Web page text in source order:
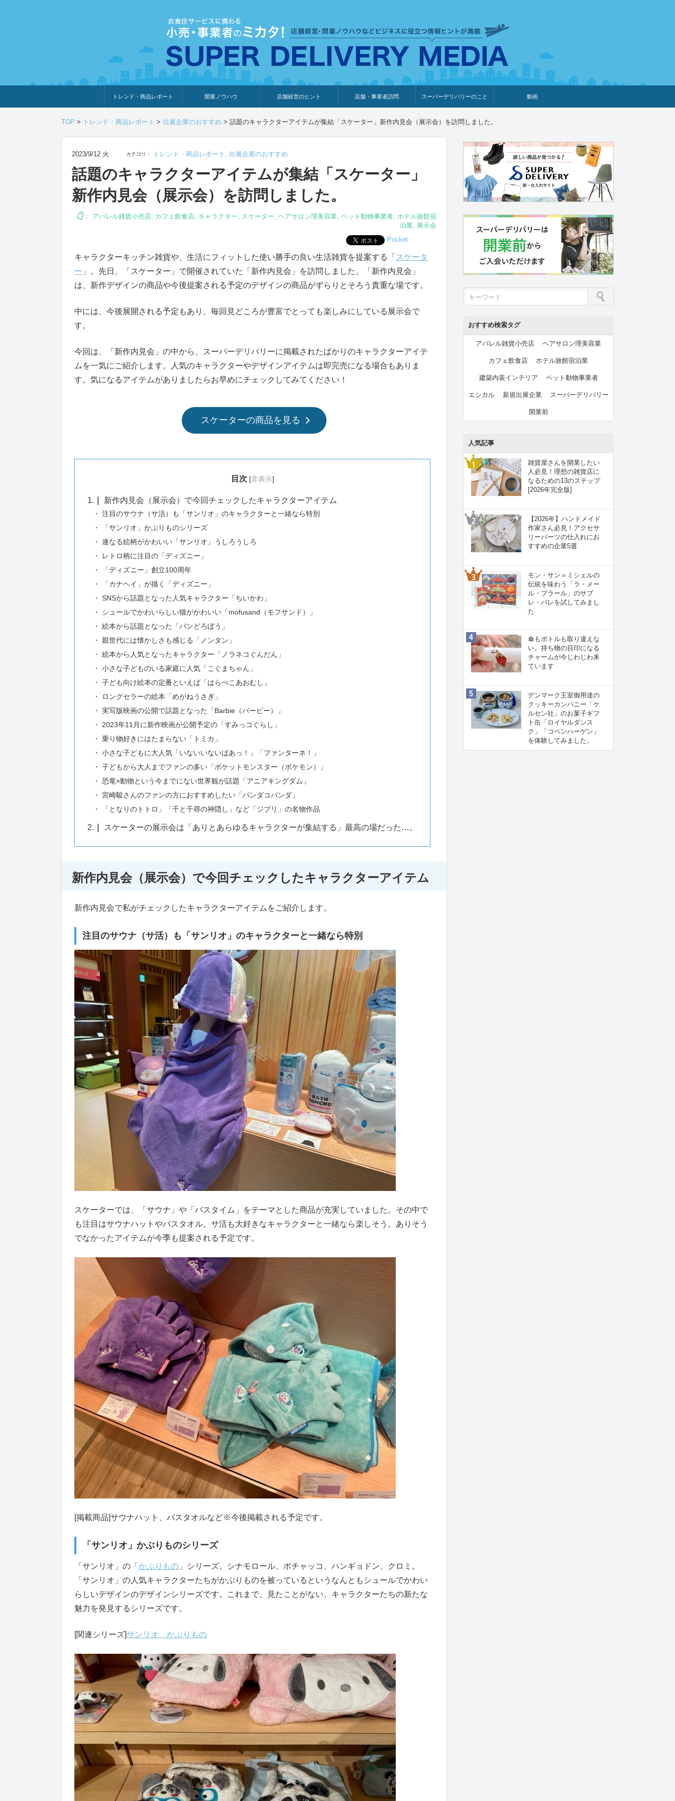
トレンド・商品レポート
トレンド・特集
人気ランキング
出展企業のおすすめ
商品体験・レビュー
暮らしの提案
開業ノウハウ
開業までの道のり
開業知識・情報
店舗経営のヒント
ウェブ集客・販売促進
仕入れ
展示会情報
接客・販売
知識情報
販促カレンダー
集客・販売促進
店舗・事業者訪問
アパレル店
カフェ・飲食店
ペットサロン
メーカー
他の業種
美容サロン
観光・ホテル旅館宿泊業
食料品店
スーパーデリバリーのこと
SD export
お知らせ
イベント・プレゼント企画
セミナー・調査レポート
体験型イベント・動画告知
外部メディア掲載
新規出展メーカー
動画
TOP > トレンド・商品レポート > 出展企業のおすすめ > 話題のキャラクターアイテムが集結「スケーター」新作内見会（展示会）を訪問しました。
2023/9/12 火 カテゴリ： トレンド・商品レポート , 出展企業のおすすめ
話題のキャラクターアイテムが集結「スケーター」
新作内見会（展示会）を訪問しました。
： アパレル雑貨小売店, カフェ飲食店, キャラクター, スケーター, ヘアサロン理美容業, ペット動物事業者, ホテル旅館宿
泊業, 展示会
Pocket
キャラクターキッチン雑貨や、生活にフィットした使い勝手の良い生活雑貨を提案する「 スケータ
ー 」。先日、「スケーター」で開催されていた「新作内見会」を訪問しました。「新作内見会」
は、新作デザインの商品や今後提案される予定のデザインの商品がずらりとそろう貴重な場です。
中には、今後展開される予定もあり、毎回見どころが豊富でとっても楽しみにしている展示会で
す。
今回は、「新作内見会」の中から、スーパーデリバリーに掲載されたばかりのキャラクターアイテ
ムを一気にご紹介します。人気のキャラクターやデザインアイテムは即完売になる場合もありま
す。気になるアイテムがありましたらお早めにチェックしてみてください！
スケーターの商品を見る
目次 [非表示]
1. 新作内見会（展示会）で今回チェックしたキャラクターアイテム
注目のサウナ（サ活）も「サンリオ」のキャラクターと一緒なら特別
「サンリオ」かぶりものシリーズ
連なる絵柄がかわいい「サンリオ」うしろうしろ
レトロ柄に注目の「ディズニー」
「ディズニー」創立100周年
「カナヘイ」が描く「ディズニー」
SNSから話題となった人気キャラクター「ちいかわ」
シュールでかわいらしい猫がかわいい「mofusand（モフサンド）」
絵本から話題となった「パンどろぼう」
親世代には懐かしさも感じる「ノンタン」
絵本から人気となったキャラクター「ノラネコぐんだん」
小さな子どものいる家庭に人気「こぐまちゃん」
子ども向け絵本の定番といえば「はらぺこあおむし」
ロングセラーの絵本「めがねうさぎ」
実写版映画の公開で話題となった「Barbie（バービー）」
2023年11月に新作映画が公開予定の「すみっコぐらし」
乗り物好きにはたまらない「トミカ」
小さな子どもに大人気「いないいないばあっ！」「ファンターネ！」
子どもから大人までファンの多い「ポケットモンスター（ポケモン）」
恐竜×動物という今までにない世界観が話題「アニアキングダム」
宮崎駿さんのファンの方におすすめしたい「パンダコパンダ」
「となりのトトロ」「千と千尋の神隠し」など「ジブリ」の名物作品
2. スケーターの展示会は「ありとあらゆるキャラクターが集結する」最高の場だった…。
新作内見会（展示会）で今回チェックしたキャラクターアイテム
新作内見会で私がチェックしたキャラクターアイテムをご紹介します。
注目のサウナ（サ活）も「サンリオ」のキャラクターと一緒なら特別
スケーターでは、「サウナ」や「バスタイム」をテーマとした商品が充実していました。その中で
も注目はサウナハットやバスタオル。サ活も大好きなキャラクターと一緒なら楽しそう。ありそう
でなかったアイテムが今季も提案される予定です。
[掲載商品]サウナハット、バスタオルなど※今後掲載される予定です。
「サンリオ」かぶりものシリーズ
「サンリオ」の「 かぶりもの 」シリーズ。シナモロール、ポチャッコ、ハンギョドン、クロミ。
「サンリオ」の人気キャラクターたちがかぶりものを被っているというなんともシュールでかわい
らしいデザインのデザインシリーズです。これまで、見たことがない、キャラクターたちの新たな
魅力を発見するシリーズです。
[関連シリーズ]サンリオ かぶりもの
おすすめ検索タグ
アパレル雑貨小売店 ヘアサロン理美容業
カフェ飲食店 ホテル旅館宿泊業
建築内装インテリア ペット動物事業者
エシカル 新規出展企業 スーパーデリバリー
開業前
人気記事
雑貨屋さんを開業したい
人必見！理想の雑貨店に
なるための13のステップ
[2026年完全版]
【2026年】ハンドメイド
作家さん必見！アクセサ
リーパーツの仕入れにお
すすめの企業5選
モン・サン＝ミシェルの
伝統を味わう「ラ・メー
ル・プラール」のサブ
レ・パレを試してみまし
た
傘もボトルも取り違えな
い。持ち物の目印になる
チャームが今じわじわ来
ています
デンマーク王室御用達の
クッキーカンパニー「ケ
ルセン社」のお菓子ギフ
ト缶「ロイヤルダンス
ク」「コペンハーゲン」
を体験してみました。